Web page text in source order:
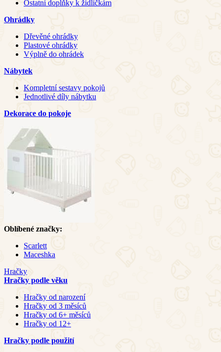
Ostatní doplňky k židličkám
Ohrádky
Dřevěné ohrádky
Plastové ohrádky
Výplně do ohrádek
Nábytek
Kompletní sestavy pokojů
Jednotlivé díly nábytku
Dekorace do pokoje
Oblíbené značky:
Scarlett
Maceshka
Hračky
Hračky podle věku
Hračky od narození
Hračky od 3 měsíců
Hračky od 6+ měsíců
Hračky od 12+
Hračky podle použití